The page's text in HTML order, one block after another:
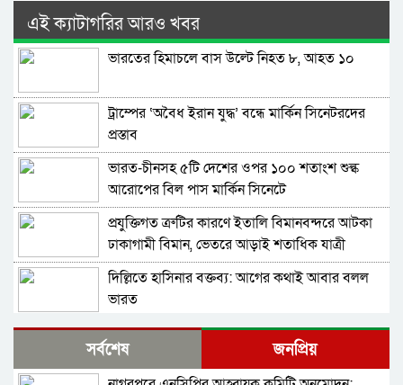
এই ক্যাটাগরির আরও খবর
ভারতের হিমাচলে বাস উল্টে নিহত ৮, আহত ১০
ট্রাম্পের ‘অবৈধ ইরান যুদ্ধ’ বন্ধে মার্কিন সিনেটরদের
প্রস্তাব
ভারত-চীনসহ ৫টি দেশের ওপর ১০০ শতাংশ শুল্ক
আরোপের বিল পাস মার্কিন সিনেটে
প্রযুক্তিগত ত্রুটির কারণে ইতালি বিমানবন্দরে আটকা
ঢাকাগামী বিমান, ভেতরে আড়াই শতাধিক যাত্রী
দিল্লিতে হাসিনার বক্তব্য: আগের কথাই আবার বলল
ভারত
বাংলাদেশ-পাকিস্তানসহ ১৩ দেশের জোট, কমান্ডার
নিয়োগ দিল সৌদি আরব
সর্বশেষ জনপ্রিয়